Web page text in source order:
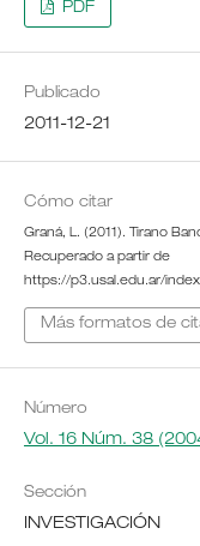
PDF
Publicado
2011-12-21
Cómo citar
Graná, L. (2011). Tirano
Recuperado a partir de
https://p3.usal.edu.ar/
Más formatos de
Número
Vol. 16 Núm. 38
Sección
INVESTIGACIÓN